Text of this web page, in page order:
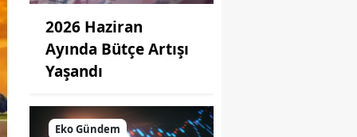
2026 Haziran
Ayında Bütçe Artışı
Yaşandı
Eko Gündem